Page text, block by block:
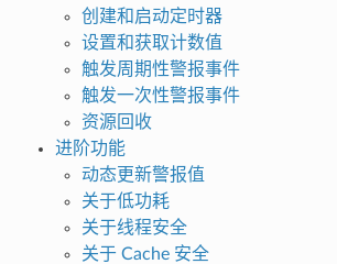
创建和启动定时器
设置和获取计数值
触发周期性警报事件
触发一次性警报事件
资源回收
进阶功能
动态更新警报值
关于低功耗
关于线程安全
关于 Cache 安全